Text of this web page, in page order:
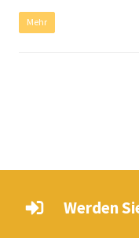
Mehr
Werden